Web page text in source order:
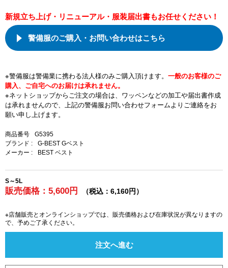
新規立ち上げ・リニューアル・服装届出書もお任せください！
警備服のご購入・お問い合わせはこちら
※警備服は警備業に携わる法人様のみご購入頂けます。 一般のお客様のご
購入、ご自宅へのお届けは承れません。
※ネットショップからご注文の場合は、ワッペンなどの加工や届出書作成
は承れませんので、上記の警備服お問い合わせフォームよりご連絡をお
願い申し上げます。
商品番号
G5395
ブランド :
G-BEST Gベスト
メーカー :
BEST ベスト
S～5L
販売価格：5,600円 （税込：6,160円）
※店舗販売とオンラインショップでは、販売価格および在庫状況が異なりますの
で、予めご了承ください。
注文へ進む